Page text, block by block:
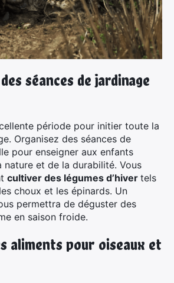
séances de jardinage
période pour initier toute la
Organisez des séances de
pour enseigner aux enfants
nature et de la durabilité. Vous
cultiver des légumes d’hiver tels
choux et les épinards. Un
permettra de déguster des
en saison froide.
aliments pour oiseaux et